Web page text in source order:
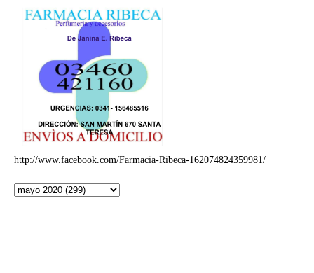
http://www.facebook.com/Farmacia-Ribeca-162074824359981/